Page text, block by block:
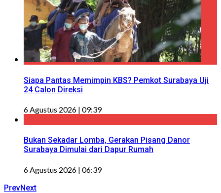
Siapa Pantas Memimpin KBS? Pemkot Surabaya Uji
24 Calon Direksi
6 Agustus 2026 | 09:39
Bukan Sekadar Lomba, Gerakan Pisang Danor
Surabaya Dimulai dari Dapur Rumah
6 Agustus 2026 | 06:39
PrevNext